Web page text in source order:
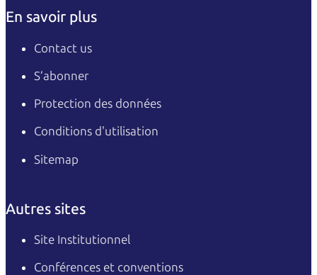
En savoir plus
Contact us
S’abonner
Protection des données
Conditions d'utilisation
Sitemap
Autres sites
Site Institutionnel
Conférences et conventions